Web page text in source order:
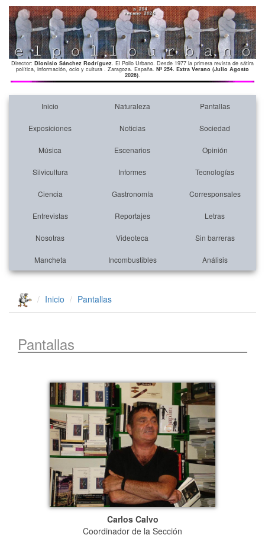
Director: Dionisio Sánchez Rodríguez. El Pollo Urbano. Desde 1977 la primera revista de sátira
política, información, ocio y cultura . Zaragoza. España. Nº 254. Extra Verano (Julio Agosto
2026).
Inicio Naturaleza Pantallas
Exposiciones Noticias Sociedad
Música Escenarios Opinión
Silvicultura Informes Tecnologías
Ciencia Gastronomía Corresponsales
Entrevistas Reportajes Letras
Nosotras Videoteca Sin barreras
Mancheta Incombustibles Análisis
Inicio Pantallas
Pantallas
Carlos Calvo
Coordinador de la Sección